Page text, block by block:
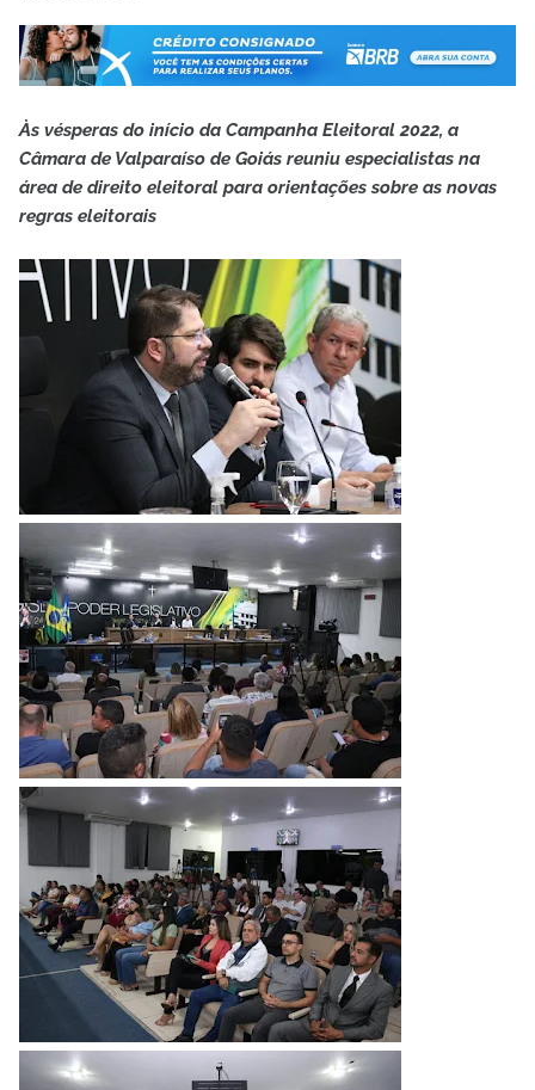
Às vésperas do início da Campanha Eleitoral 2022, a
Câmara de Valparaíso de Goiás reuniu especialistas na
área de direito eleitoral para orientações sobre as novas
regras eleitorais